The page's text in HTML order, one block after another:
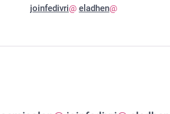
@
joinfedivri @
eladhen